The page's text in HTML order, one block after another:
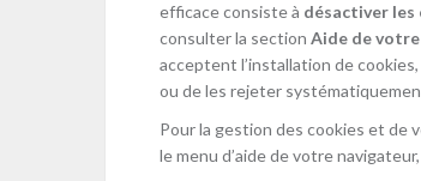
efficace consiste à désactiver les
consulter la section Aide de
acceptent l’installation de
ou de les rejeter
Pour la gestion des cookies et de
le menu d’aide de votre